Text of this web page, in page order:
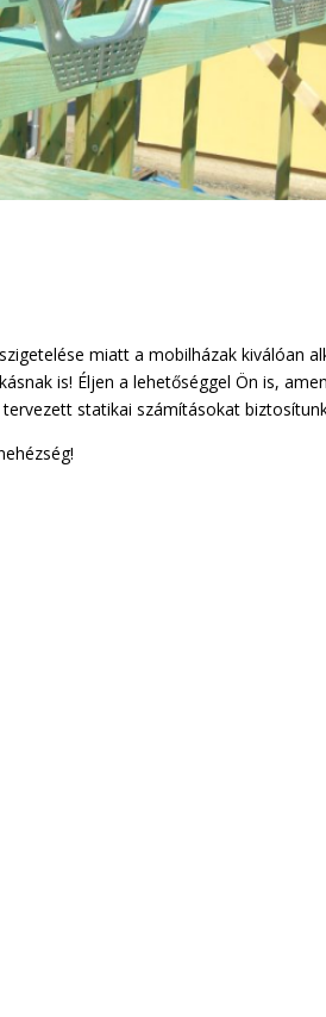
miatt a mobilházak kiválóan
is! Éljen a lehetőséggel Ön is,
statikai számításokat